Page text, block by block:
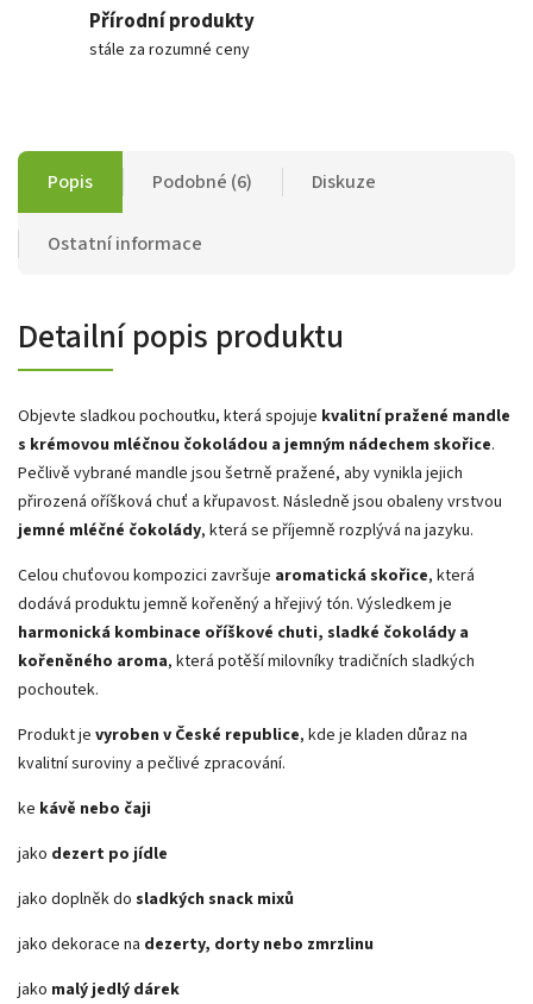
Přírodní produkty
stále za rozumné ceny
Popis Podobné (6) Diskuze
Ostatní informace
Detailní popis produktu
Objevte sladkou pochoutku, která spojuje kvalitní pražené mandle
s krémovou mléčnou čokoládou a jemným nádechem skořice.
Pečlivě vybrané mandle jsou šetrně pražené, aby vynikla jejich
přirozená oříšková chuť a křupavost. Následně jsou obaleny vrstvou
jemné mléčné čokolády, která se příjemně rozplývá na jazyku.
Celou chuťovou kompozici završuje aromatická skořice, která
dodává produktu jemně kořeněný a hřejivý tón. Výsledkem je
harmonická kombinace oříškové chuti, sladké čokolády a
kořeněného aroma, která potěší milovníky tradičních sladkých
pochoutek.
Produkt je vyroben v České republice, kde je kladen důraz na
kvalitní suroviny a pečlivé zpracování.
ke kávě nebo čaji
jako dezert po jídle
jako doplněk do sladkých snack mixů
jako dekorace na dezerty, dorty nebo zmrzlinu
jako malý jedlý dárek